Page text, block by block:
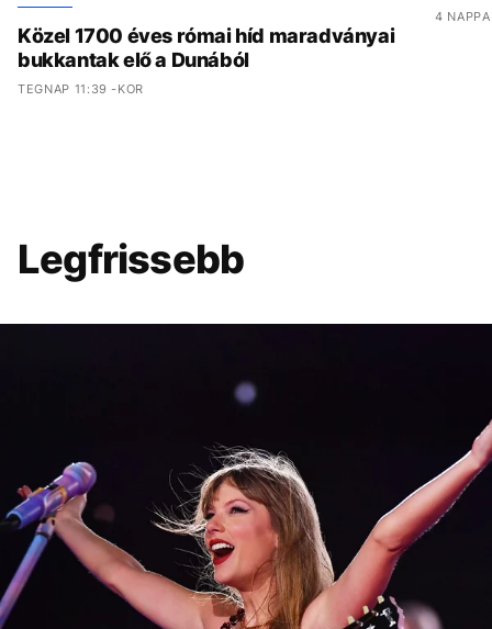
Közel 1700 éves római híd maradványai
bukkantak elő a Dunából
TEGNAP 11:39 -KOR
4
Legfrissebb